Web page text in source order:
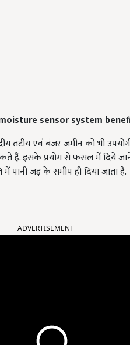
sensor system
एवं बंजर जमीन को भी
इसके प्रयोग से फसल में दिये जाने
पानी जड़ के समीप ही दिया जाता है.